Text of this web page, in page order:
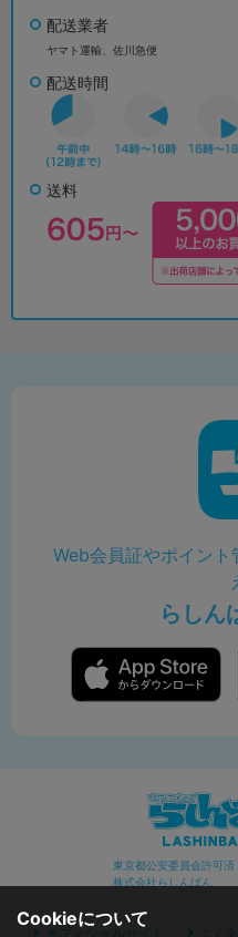
配送業者
ヤマト運輸、佐川急便
配送時間
送料
Web会員証やポイン
らしん
東京都公安委員会許可
株式会社らしんばん
オフィシャルサイト よく
Cookieについて